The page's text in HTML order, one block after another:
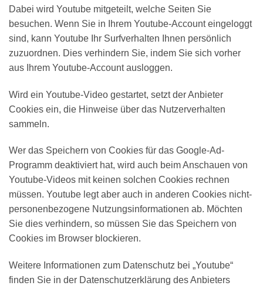
Dabei wird Youtube mitgeteilt, welche Seiten Sie
besuchen. Wenn Sie in Ihrem Youtube-Account eingeloggt
sind, kann Youtube Ihr Surfverhalten Ihnen persönlich
zuzuordnen. Dies verhindern Sie, indem Sie sich vorher
aus Ihrem Youtube-Account ausloggen.
Wird ein Youtube-Video gestartet, setzt der Anbieter
Cookies ein, die Hinweise über das Nutzerverhalten
sammeln.
Wer das Speichern von Cookies für das Google-Ad-
Programm deaktiviert hat, wird auch beim Anschauen von
Youtube-Videos mit keinen solchen Cookies rechnen
müssen. Youtube legt aber auch in anderen Cookies nicht-
personenbezogene Nutzungsinformationen ab. Möchten
Sie dies verhindern, so müssen Sie das Speichern von
Cookies im Browser blockieren.
Weitere Informationen zum Datenschutz bei „Youtube“
finden Sie in der Datenschutzerklärung des Anbieters